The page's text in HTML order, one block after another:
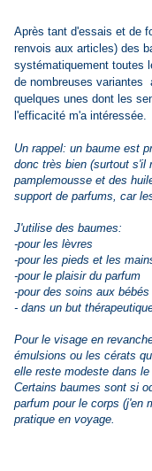
Après tant d'essais et de
renvois aux articles) des
systématiquement toutes
de nombreuses variantes
quelques unes dont les
l'efficacité m'a intéressée.
Un rappel: un baume est
donc très bien (surtout s'il
pamplemousse et des
support de parfums, car
J'utilise des baumes:
-pour les lèvres
-pour les pieds et les
-pour le plaisir du parfum
-pour des soins aux
- dans un but
Pour le visage en
émulsions ou les cérats
elle reste modeste dans
Certains baumes sont si
parfum pour le corps (j'en
pratique en voyage.